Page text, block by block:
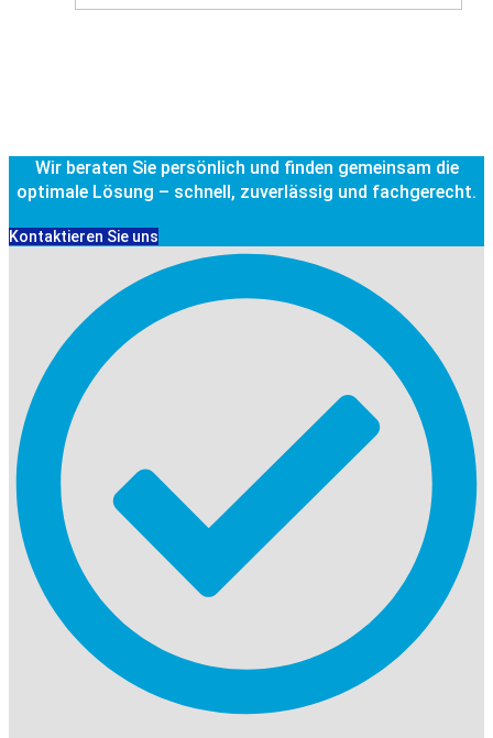
Wir beraten Sie persönlich und finden gemeinsam die
optimale Lösung – schnell, zuverlässig und fachgerecht.
Kontaktieren Sie uns